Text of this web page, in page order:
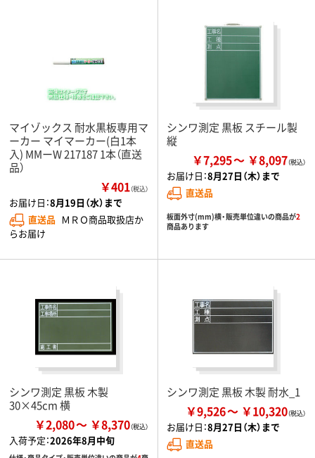
マイゾックス 耐水黒板専用マ
ーカー マイマーカー(白1本
入) MMーW 217187 1本（直送
品）
￥401（税込）
お届け日：8月19日（水）まで
直送品 ＭＲＯ商品取扱店か
らお届け
シンワ測定 黒板 スチール製
縦
￥7,295 ￥8,097
お届け日：8月27日（木）まで
直送品
板面外寸(mm)横・販売単位違いの商品が2
商品あります
シンワ測定 黒板 木製
30×45cm 横
￥2,080 ￥8,370
入荷予定：2026年8月中旬
シンワ測定 黒板 木製 耐水_1
￥9,526 ￥10,320
お届け日：8月27日（木）まで
直送品